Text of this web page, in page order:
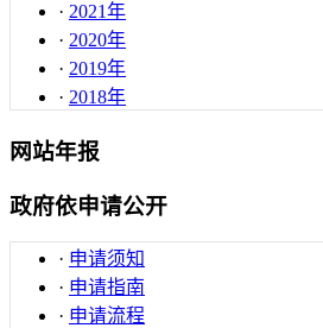
· 2021年
· 2020年
· 2019年
· 2018年
网站年报
政府依申请公开
· 申请须知
· 申请指南
· 申请流程